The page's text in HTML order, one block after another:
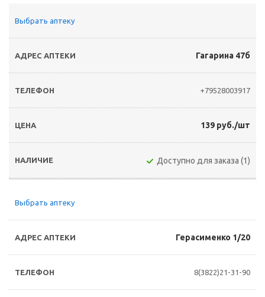
Выбрать аптеку
Гагарина 47б
+79528003917
139 руб./шт
Доступно для заказа (1)
Выбрать аптеку
Герасименко 1/20
8(3822)21-31-90